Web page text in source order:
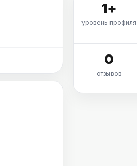
1+
уровень профиля
0
отзывов